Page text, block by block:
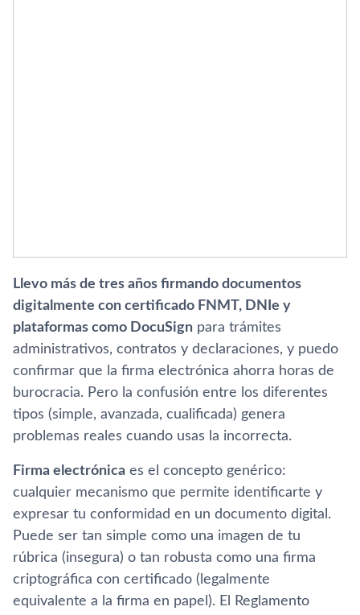
Llevo más de tres años firmando documentos
digitalmente con certificado FNMT, DNIe y
plataformas como DocuSign para trámites
administrativos, contratos y declaraciones, y puedo
confirmar que la firma electrónica ahorra horas de
burocracia. Pero la confusión entre los diferentes
tipos (simple, avanzada, cualificada) genera
problemas reales cuando usas la incorrecta.
Firma electrónica es el concepto genérico:
cualquier mecanismo que permite identificarte y
expresar tu conformidad en un documento digital.
Puede ser tan simple como una imagen de tu
rúbrica (insegura) o tan robusta como una firma
criptográfica con certificado (legalmente
equivalente a la firma en papel). El Reglamento